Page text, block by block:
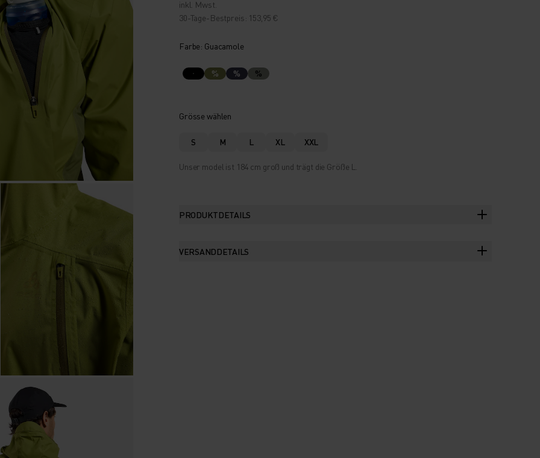
inkl. Mwst.
30-Tage-Bestpreis: 153,95 €
Farbe: Guacamole
% % %
Grösse wählen
S M L XL XXL
Unser model ist 184 cm groß und trägt die Größe L.
PRODUKTDETAILS
VERSANDDETAILS